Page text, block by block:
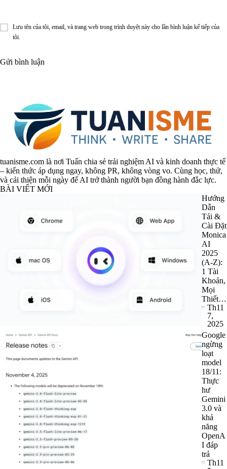
Lưu tên của tôi, email, và trang web trong trình duyệt này cho lần bình luận kế tiếp của
tôi.
tuanisme.com là nơi Tuấn chia sẻ trải nghiệm AI và kinh doanh thực tế
– kiến thức áp dụng ngay, không PR, không vòng vo. Cùng học, thử,
và cải thiện mỗi ngày để AI trở thành người bạn đồng hành đắc lực.
BÀI VIẾT MỚI
Hướng
Dẫn
Tải &
Cài Đặt
Monica
AI
2025
(A-Z):
1 Tài
Khoản,
Mọi
Thiết…
Th11
7,
2025
Google
ngừng
loạt
model
18/11:
Thực
hư
Gemini
3.0 và
khả
năng
OpenA
I đáp
trả
Th11